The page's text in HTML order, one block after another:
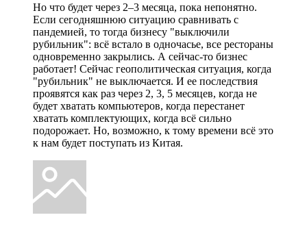
Но что будет через 2–3 месяца, пока непонятно.
Если сегодняшнюю ситуацию сравнивать с
пандемией, то тогда бизнесу "выключили
рубильник": всё встало в одночасье, все рестораны
одновременно закрылись. А сейчас-то бизнес
работает! Сейчас геополитическая ситуация, когда
"рубильник" не выключается. И ее последствия
проявятся как раз через 2, 3, 5 месяцев, когда не
будет хватать компьютеров, когда перестанет
хватать комплектующих, когда всё сильно
подорожает. Но, возможно, к тому времени всё это
к нам будет поступать из Китая.